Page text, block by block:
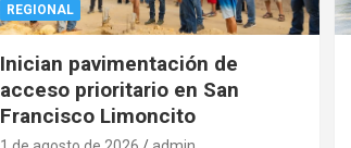
REGIONAL
Inician pavimentación de
acceso prioritario en San
Francisco Limoncito